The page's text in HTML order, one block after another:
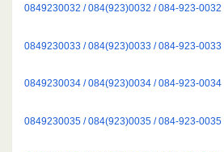
0849230032 / 084(923)0032 / 084-923-0032
0849230033 / 084(923)0033 / 084-923-0033
0849230034 / 084(923)0034 / 084-923-0034
0849230035 / 084(923)0035 / 084-923-0035